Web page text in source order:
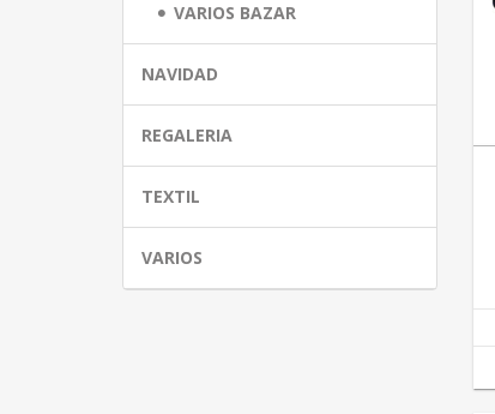
VARIOS BAZAR
NAVIDAD
REGALERIA
TEXTIL
VARIOS